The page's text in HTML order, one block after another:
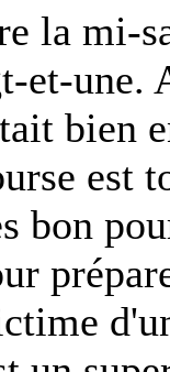
la mi-
et-une.
bien
est
bon